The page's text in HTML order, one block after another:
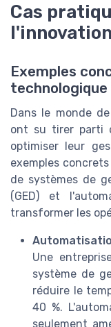
Cas
Exemples
technologique
Dans le monde
ont su tirer parti
optimiser leur
exemples
de systèmes de
(GED) et
transformer les
Une
système de
réduire le
40 %.
seulement